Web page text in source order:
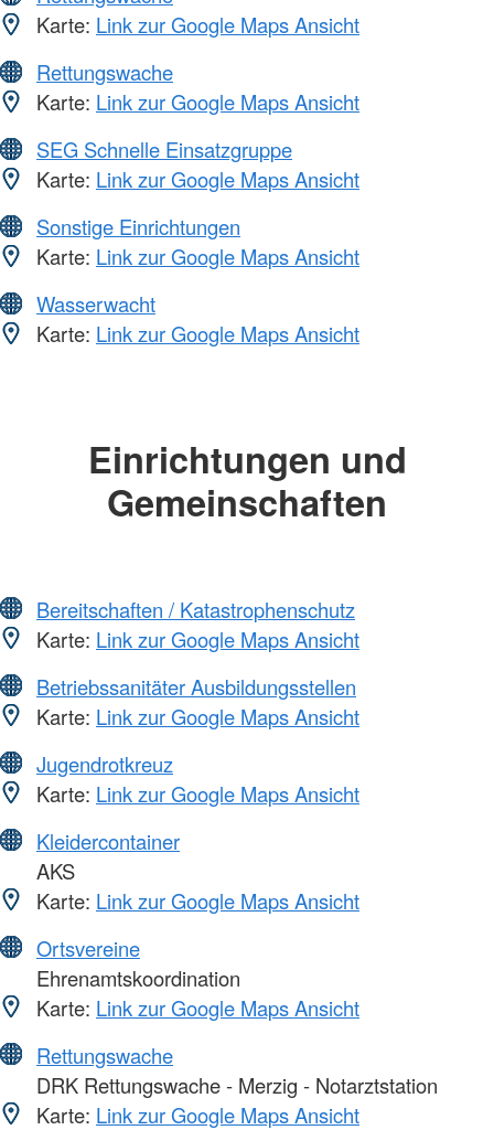
Karte: Link zur Google Maps Ansicht
Rettungswache
Karte: Link zur Google Maps Ansicht
SEG Schnelle Einsatzgruppe
Karte: Link zur Google Maps Ansicht
Sonstige Einrichtungen
Karte: Link zur Google Maps Ansicht
Wasserwacht
Karte: Link zur Google Maps Ansicht
Einrichtungen und
Gemeinschaften
Bereitschaften / Katastrophenschutz
Karte: Link zur Google Maps Ansicht
Betriebssanitäter Ausbildungsstellen
Karte: Link zur Google Maps Ansicht
Jugendrotkreuz
Karte: Link zur Google Maps Ansicht
Kleidercontainer
AKS
Karte: Link zur Google Maps Ansicht
Ortsvereine
Ehrenamtskoordination
Karte: Link zur Google Maps Ansicht
Rettungswache
DRK Rettungswache - Merzig - Notarztstation
Karte: Link zur Google Maps Ansicht